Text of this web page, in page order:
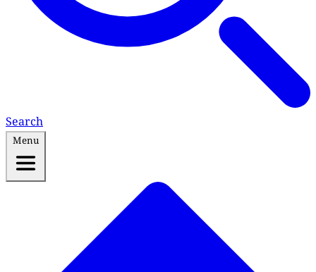
Search
Menu